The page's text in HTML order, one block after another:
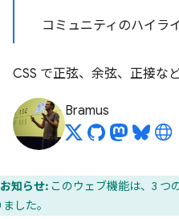
コミュニティのハイラ
CSS で正弦、余弦、正接な
Bramus
お知らせ: このウェブ機能は、3 つ
した。